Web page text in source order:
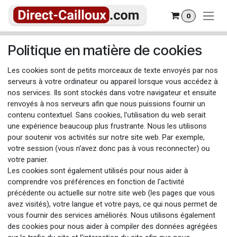
Se rendre au contenu
0
Politique en matière de cookies
Les cookies sont de petits morceaux de texte envoyés par nos
serveurs à votre ordinateur ou appareil lorsque vous accédez à
nos services. Ils sont stockés dans votre navigateur et ensuite
renvoyés à nos serveurs afin que nous puissions fournir un
contenu contextuel. Sans cookies, l'utilisation du web serait
une expérience beaucoup plus frustrante. Nous les utilisons
pour soutenir vos activités sur notre site web. Par exemple,
votre session (vous n'avez donc pas à vous reconnecter) ou
votre panier.
Les cookies sont également utilisés pour nous aider à
comprendre vos préférences en fonction de l'activité
précédente ou actuelle sur notre site web (les pages que vous
avez visités), votre langue et votre pays, ce qui nous permet de
vous fournir des services améliorés. Nous utilisons également
des cookies pour nous aider à compiler des données agrégées